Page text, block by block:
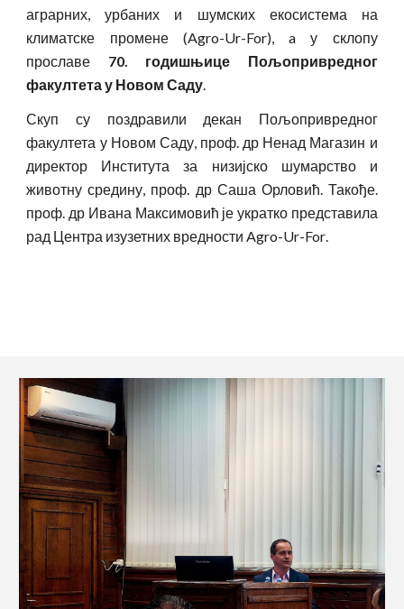
аграрних, урбаних и шумских екосистема на
климатске промене (Agro-Ur-For), a у склопу
прославе 70. годишњице Пољопривредног
факултета у Новом Саду.
Скуп су поздравили декан Пољопривредног
факултета у Новом Саду, проф. др Ненад Магазин и
директор Института за низијско шумарство и
животну средину, проф. др Саша Орловић. Такође.
проф. др Ивана Максимовић је укратко представила
рад Центра изузетних вредностиAgro-Ur-For.